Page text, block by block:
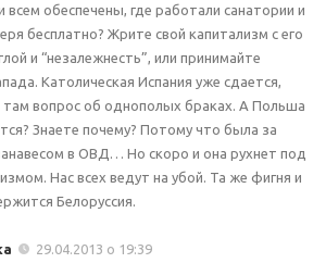
обеспечены, где работали санатории и
бесплатно? Жрите свой капитализм с его
и “незалежнесть”, или принимайте
Католическая Испания уже сдается,
там вопрос об однополых браках. А Польша
Знаете почему? Потому что была за
в ОВД… Но скоро и она рухнет под
Нас всех ведут на убой. Та же фигня и
Белоруссия.
29.04.2013 о 19:39